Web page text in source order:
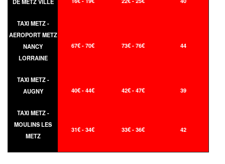
DE METZ VILLE
TAXI METZ -
AEROPORT METZ
NANCY
LORRAINE
67€ - 70€ 73€ - 76€ 44
TAXI METZ -
AUGNY
40€ - 44€ 42€ - 47€ 39
TAXI METZ -
MOULINS LES
METZ
31€ - 34€ 33€ - 36€ 42